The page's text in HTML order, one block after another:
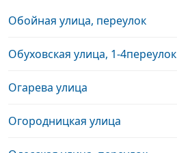
Обойная улица, переулок
Обуховская улица, 1-4переулок
Огарева улица
Огородницкая улица